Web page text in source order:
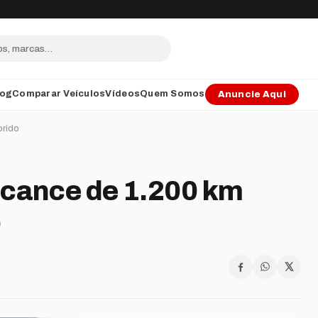
Comparar VeículosVídeosQuem Somos Anuncie Aqui
de 1.200 km